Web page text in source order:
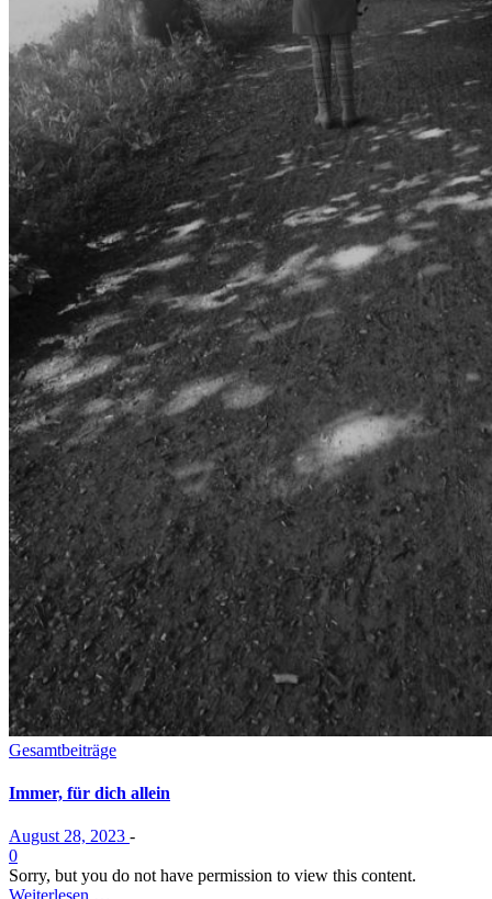
Gesamtbeiträge
Immer, für dich allein
August 28, 2023 -
0
Sorry, but you do not have permission to view this content.